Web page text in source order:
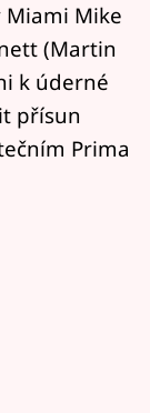
Mike
(Martin
k úderné
přísun
Prima